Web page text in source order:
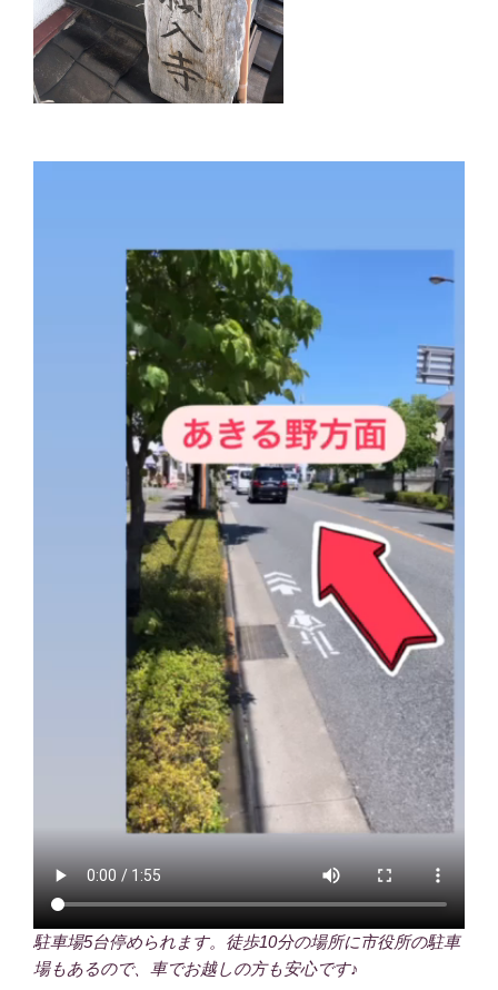
駐車場5台停められます。徒歩10分の場所に市役所の駐車
場もあるので、車でお越しの方も安心です♪